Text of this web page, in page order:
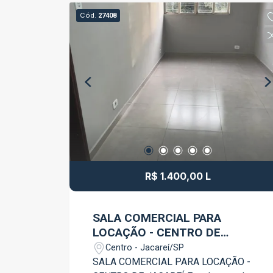
gourmet com churrasqueira, exaustor e
pia Cozinha americana com pedra de
mármore Cozinha com armários
planejados Área de serviço Tela de
proteção na área gourmet Bastante
tomadas Piso laminado O condomínio
oferece: Elevadores social e de serviço
Piscina Salão de festas Salão de jogos
Academia Área kids Aceita pet
Estacionamento coberto no subsolo
Ótima oportunidade para morar com
conforto, segurança e lazer completo!
Agende já sua visita!!!
Cód. 27408
R$ 1.400,00 L
SALA COMERCIAL PARA
LOCAÇÃO - CENTRO DE
JACAREÍ
Centro - Jacareí/SP
SALA COMERCIAL PARA LOCAÇÃO -